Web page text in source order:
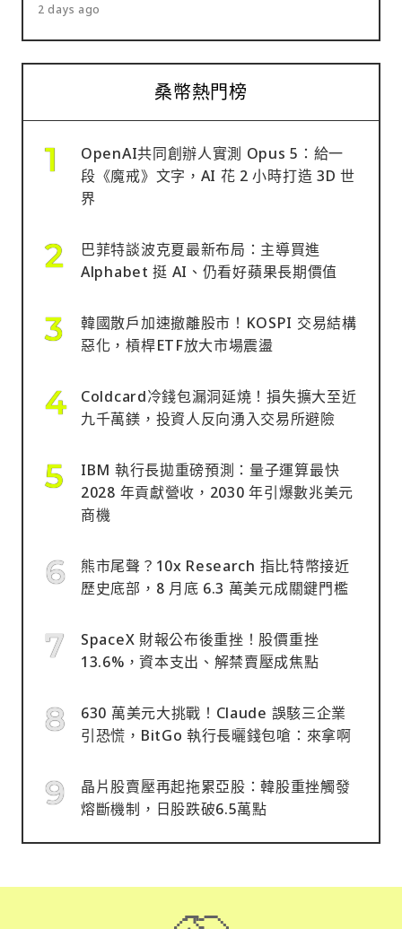
2 days ago
桑幣熱門榜
OpenAI共同創辦人實測 Opus 5：給一
段《魔戒》文字，AI 花 2 小時打造 3D 世
界
巴菲特談波克夏最新布局：主導買進
Alphabet 挺 AI、仍看好蘋果長期價值
韓國散戶加速撤離股市！KOSPI 交易結構
惡化，槓桿ETF放大市場震盪
Coldcard冷錢包漏洞延燒！損失擴大至近
九千萬鎂，投資人反向湧入交易所避險
IBM 執行長拋重磅預測：量子運算最快
2028 年貢獻營收，2030 年引爆數兆美元
商機
熊市尾聲？10x Research 指比特幣接近
歷史底部，8 月底 6.3 萬美元成關鍵門檻
SpaceX 財報公布後重挫！股價重挫
13.6%，資本支出、解禁賣壓成焦點
630 萬美元大挑戰！Claude 誤駭三企業
引恐慌，BitGo 執行長曬錢包嗆：來拿啊
晶片股賣壓再起拖累亞股：韓股重挫觸發
熔斷機制，日股跌破6.5萬點